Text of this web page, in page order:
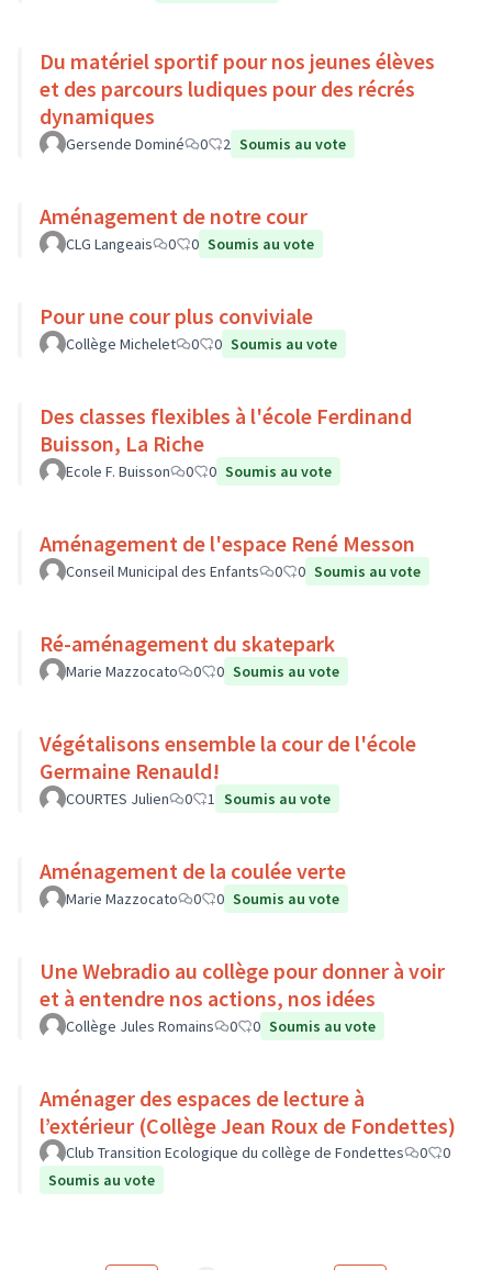
Du matériel sportif pour nos jeunes élèves
et des parcours ludiques pour des récrés
dynamiques
Gersende Dominé 0 2 Soumis au vote
Aménagement de notre cour
CLG Langeais 0 0 Soumis au vote
Pour une cour plus conviviale
Collège Michelet 0 0 Soumis au vote
Des classes flexibles à l'école Ferdinand
Buisson, La Riche
Ecole F. Buisson 0 0 Soumis au vote
Aménagement de l'espace René Messon
Conseil Municipal des Enfants 0 0 Soumis au vote
Ré-aménagement du skatepark
Marie Mazzocato 0 0 Soumis au vote
Végétalisons ensemble la cour de l'école
Germaine Renauld!
COURTES Julien 0 1 Soumis au vote
Aménagement de la coulée verte
Marie Mazzocato 0 0 Soumis au vote
Une Webradio au collège pour donner à voir
et à entendre nos actions, nos idées
Collège Jules Romains 0 0 Soumis au vote
Aménager des espaces de lecture à
l’extérieur (Collège Jean Roux de Fondettes)
Club Transition Ecologique du collège de Fondettes 0
0
Soumis au vote